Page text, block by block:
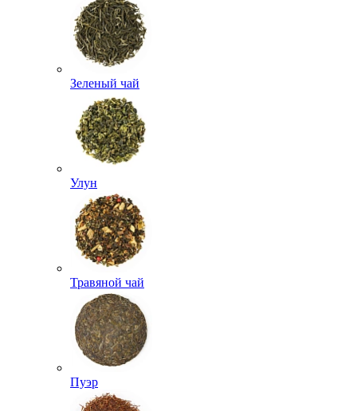
Зеленый чай
Улун
Травяной чай
Пуэр